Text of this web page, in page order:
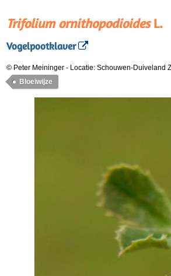
Trifolium ornithopodioidesL.
Vogelpootklaver
© Peter Meininger - Locatie: Schouwen-Duiveland
Bloeiwijze